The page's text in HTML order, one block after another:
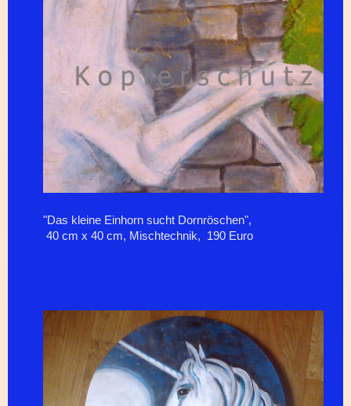
"Das kleine Einhorn sucht Dornröschen",
40 cm x 40 cm, Mischtechnik, 190 Euro